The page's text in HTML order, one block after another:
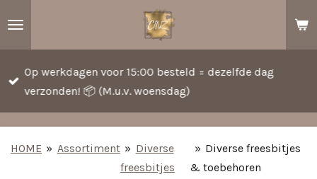
hoofdinhoud
Op werkdagen voor 15:00 besteld = dezelfde dag
verzonden! 📦 (M.u.v. woensdag)
HOME » Assortiment » Diverse
freesbitjes
» Diverse freesbitjes
& toebehoren